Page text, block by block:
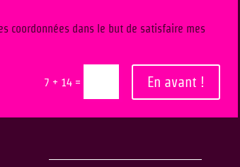
coordonnées dans le but de satisfaire mes
7 + 14 = En avant !